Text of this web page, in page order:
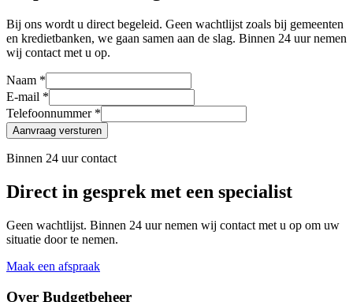
Bij ons wordt u direct begeleid. Geen wachtlijst zoals bij gemeenten
en kredietbanken, we gaan samen aan de slag. Binnen 24 uur nemen
wij contact met u op.
Naam *
E-mail *
Telefoonnummer *
Aanvraag versturen
Binnen 24 uur contact
Direct in gesprek met een specialist
Geen wachtlijst. Binnen 24 uur nemen wij contact met u op om uw
situatie door te nemen.
Maak een afspraak
Over Budgetbeheer